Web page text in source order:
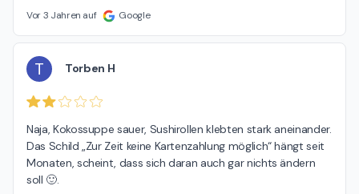
Vor 3 Jahren auf Google
T Torben H
Naja, Kokossuppe sauer, Sushirollen klebten stark aneinander.
Das Schild „Zur Zeit keine Kartenzahlung möglich“ hängt seit
Monaten, scheint, dass sich daran auch gar nichts ändern
soll 🙂.